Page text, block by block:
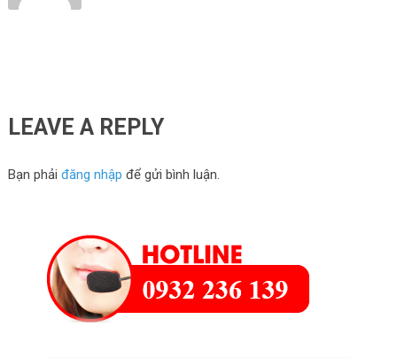
LEAVE A REPLY
Bạn phải đăng nhập để gửi bình luận.